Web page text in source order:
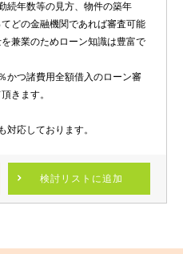
検討リスト に追加
続年数等の見方、物件の築年
どの金融機関であれば審査可能
兼業のためローン知識は豊富で
かつ諸費用全額借入のローン審
きます。
対応しております。